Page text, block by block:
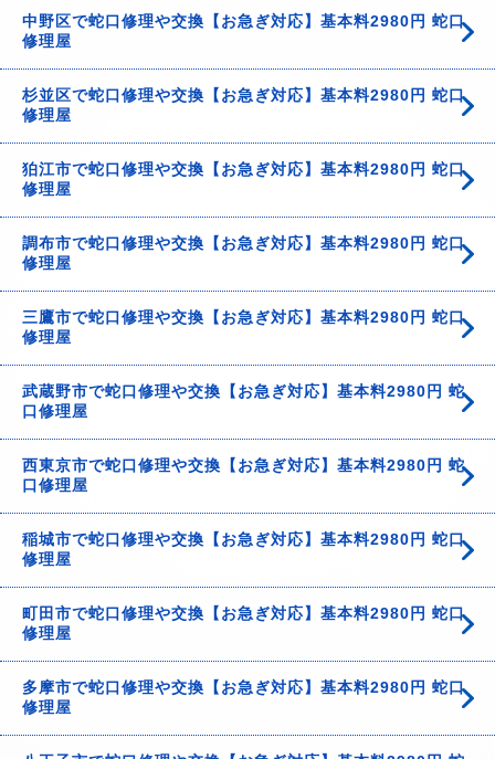
中野区で蛇口修理や交換【お急ぎ対応】基本料2980円 蛇口
修理屋
杉並区で蛇口修理や交換【お急ぎ対応】基本料2980円 蛇口
修理屋
狛江市で蛇口修理や交換【お急ぎ対応】基本料2980円 蛇口
修理屋
調布市で蛇口修理や交換【お急ぎ対応】基本料2980円 蛇口
修理屋
三鷹市で蛇口修理や交換【お急ぎ対応】基本料2980円 蛇口
修理屋
武蔵野市で蛇口修理や交換【お急ぎ対応】基本料2980円 蛇
口修理屋
西東京市で蛇口修理や交換【お急ぎ対応】基本料2980円 蛇
口修理屋
稲城市で蛇口修理や交換【お急ぎ対応】基本料2980円 蛇口
修理屋
町田市で蛇口修理や交換【お急ぎ対応】基本料2980円 蛇口
修理屋
多摩市で蛇口修理や交換【お急ぎ対応】基本料2980円 蛇口
修理屋